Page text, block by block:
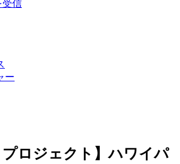
受信
ー
プロジェクト】ハワイパ